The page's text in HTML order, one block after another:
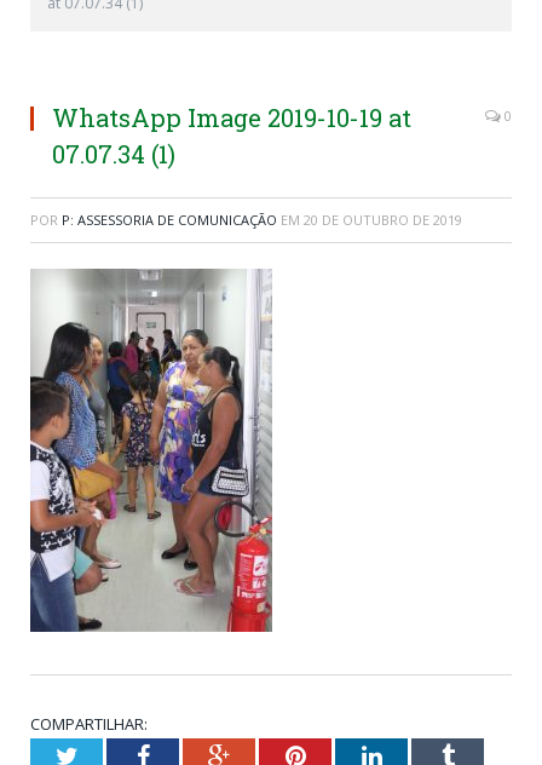
WhatsApp Image 2019-10-19 at
07.07.34 (1)
0
POR P: ASSESSORIA DE COMUNICAÇÃO EM 20 DE OUTUBRO DE 2019
COMPARTILHAR:
TwitterFacebookGoogle+PinterestLinkedInTumblr